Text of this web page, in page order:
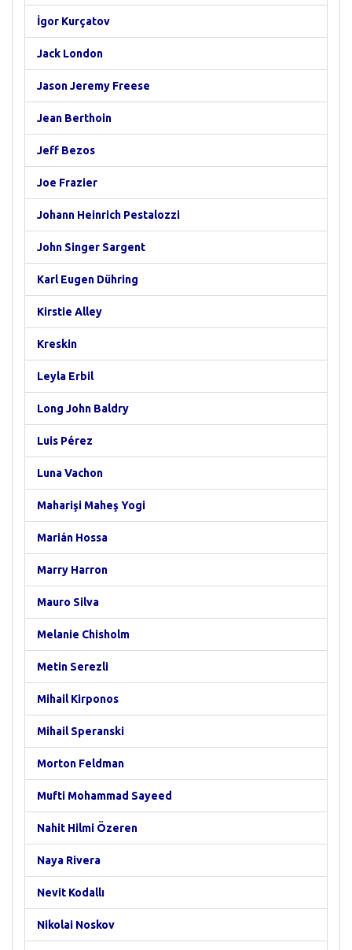
İgor Kurçatov
Jack London
Jason Jeremy Freese
Jean Berthoin
Jeff Bezos
Joe Frazier
Johann Heinrich Pestalozzi
John Singer Sargent
Karl Eugen Dühring
Kirstie Alley
Kreskin
Leyla Erbil
Long John Baldry
Luis Pérez
Luna Vachon
Maharişi Maheş Yogi
Marián Hossa
Marry Harron
Mauro Silva
Melanie Chisholm
Metin Serezli
Mihail Kirponos
Mihail Speranski
Morton Feldman
Mufti Mohammad Sayeed
Nahit Hilmi Özeren
Naya Rivera
Nevit Kodallı
Nikolai Noskov